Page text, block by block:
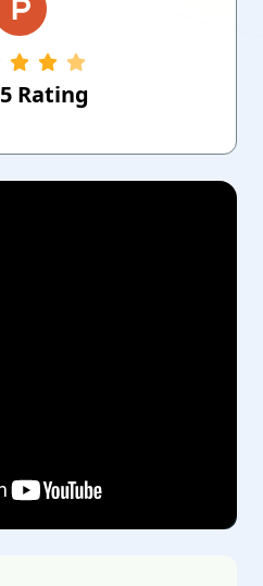
5 Rating